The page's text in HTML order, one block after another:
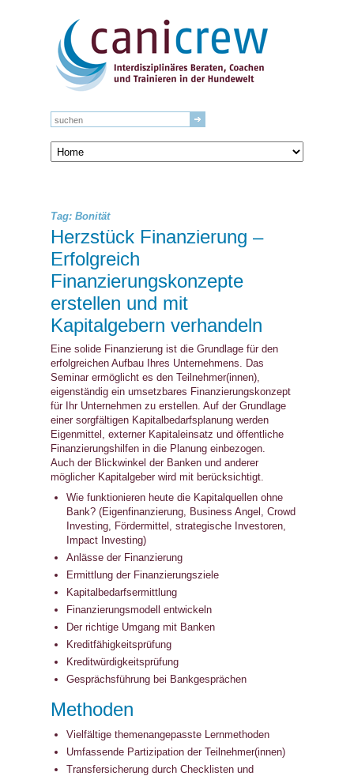
Tag: Bonität
Herzstück Finanzierung –
Erfolgreich
Finanzierungskonzepte
erstellen und mit
Kapitalgebern verhandeln
Eine solide Finanzierung ist die Grundlage für den
erfolgreichen Aufbau Ihres Unternehmens. Das
Seminar ermöglicht es den Teilnehmer(innen),
eigenständig ein umsetzbares Finanzierungskonzept
für Ihr Unternehmen zu erstellen. Auf der Grundlage
einer sorgfältigen Kapitalbedarfsplanung werden
Eigenmittel, externer Kapitaleinsatz und öffentliche
Finanzierungshilfen in die Planung einbezogen.
Auch der Blickwinkel der Banken und anderer
möglicher Kapitalgeber wird mit berücksichtigt.
Wie funktionieren heute die Kapitalquellen ohne
Bank? (Eigenfinanzierung, Business Angel, Crowd
Investing, Fördermittel, strategische Investoren,
Impact Investing)
Anlässe der Finanzierung
Ermittlung der Finanzierungsziele
Kapitalbedarfsermittlung
Finanzierungsmodell entwickeln
Der richtige Umgang mit Banken
Kreditfähigkeitsprüfung
Kreditwürdigkeitsprüfung
Gesprächsführung bei Bankgesprächen
Methoden
Vielfältige themenangepasste Lernmethoden
Umfassende Partizipation der Teilnehmer(innen)
Transfersicherung durch Checklisten und